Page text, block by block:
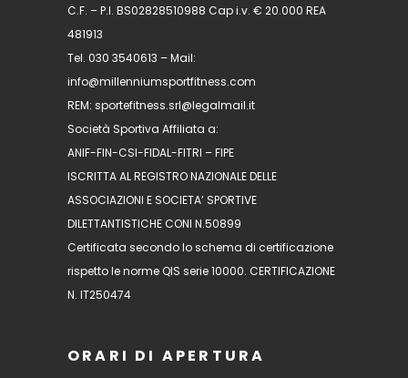
C.F. – P.I. BS02828510988 Cap i.v. € 20.000 REA
481913
Tel. 030 3540613 – Mail:
info@millenniumsportfitness.com
REM: sportefitness.srl@legalmail.it
Società Sportiva Affiliata a:
ANIF-FIN-CSI-FIDAL-FITRI – FIPE
ISCRITTA AL REGISTRO NAZIONALE DELLE
ASSOCIAZIONI E SOCIETA’ SPORTIVE
DILETTANTISTICHE CONI N.50899
Certificata secondo lo schema di certificazione
rispetto le norme QIS serie 10000. CERTIFICAZIONE
N. IT250474
ORARI DI APERTURA